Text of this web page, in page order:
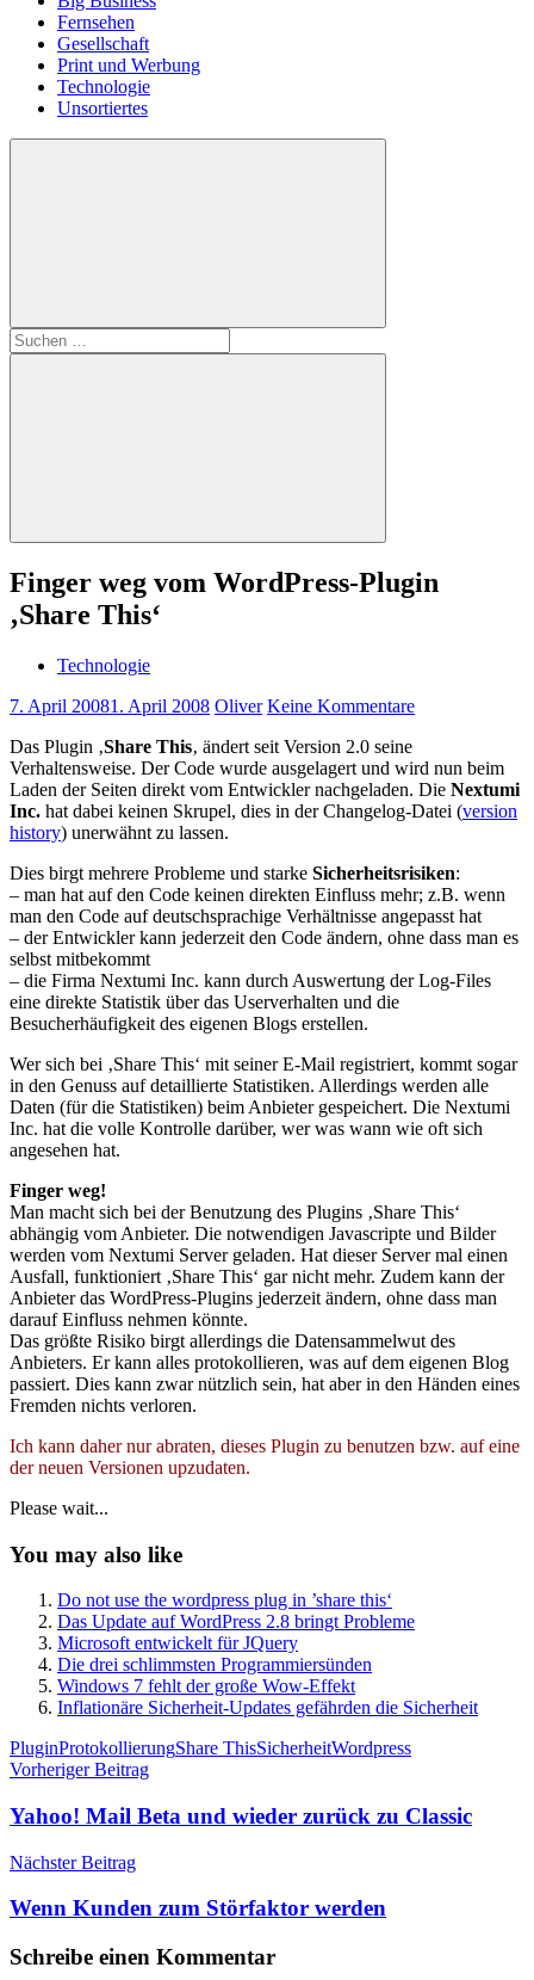
Fernsehen
Gesellschaft
Print und Werbung
Technologie
Unsortiertes
Suchen
nach:
Suchen
Finger weg vom WordPress-Plugin
‚Share This‘
Technologie
7. April 20081. April 2008 Oliver Keine Kommentare
Das Plugin ‚Share This‚ ändert seit Version 2.0 seine
Verhaltensweise. Der Code wurde ausgelagert und wird nun beim
Laden der Seiten direkt vom Entwickler nachgeladen. Die Nextumi
Inc. hat dabei keinen Skrupel, dies in der Changelog-Datei (version
history) unerwähnt zu lassen.
Dies birgt mehrere Probleme und starke Sicherheitsrisiken:
– man hat auf den Code keinen direkten Einfluss mehr; z.B. wenn
man den Code auf deutschsprachige Verhältnisse angepasst hat
– der Entwickler kann jederzeit den Code ändern, ohne dass man es
selbst mitbekommt
– die Firma Nextumi Inc. kann durch Auswertung der Log-Files
eine direkte Statistik über das Userverhalten und die
Besucherhäufigkeit des eigenen Blogs erstellen.
Wer sich bei ‚Share This‘ mit seiner E-Mail registriert, kommt sogar
in den Genuss auf detaillierte Statistiken. Allerdings werden alle
Daten (für die Statistiken) beim Anbieter gespeichert. Die Nextumi
Inc. hat die volle Kontrolle darüber, wer was wann wie oft sich
angesehen hat.
Finger weg!
Man macht sich bei der Benutzung des Plugins ‚Share This‘
abhängig vom Anbieter. Die notwendigen Javascripte und Bilder
werden vom Nextumi Server geladen. Hat dieser Server mal einen
Ausfall, funktioniert ‚Share This‘ gar nicht mehr. Zudem kann der
Anbieter das WordPress-Plugins jederzeit ändern, ohne dass man
darauf Einfluss nehmen könnte.
Das größte Risiko birgt allerdings die Datensammelwut des
Anbieters. Er kann alles protokollieren, was auf dem eigenen Blog
passiert. Dies kann zwar nützlich sein, hat aber in den Händen eines
Fremden nichts verloren.
Ich kann daher nur abraten, dieses Plugin zu benutzen bzw. auf eine
der neuen Versionen upzudaten.
Please wait...
You may also like
Do not use the wordpress plug in ’share this‘
Das Update auf WordPress 2.8 bringt Probleme
Microsoft entwickelt für JQuery
Die drei schlimmsten Programmiersünden
Windows 7 fehlt der große Wow-Effekt
Inflationäre Sicherheit-Updates gefährden die Sicherheit
Schlagwörter
PluginProtokollierungShare ThisSicherheitWordpress
Beitragsnavigation
Vorheriger Beitrag
Yahoo! Mail Beta und wieder zurück zu Classic
Nächster Beitrag
Wenn Kunden zum Störfaktor werden
Schreibe einen Kommentar